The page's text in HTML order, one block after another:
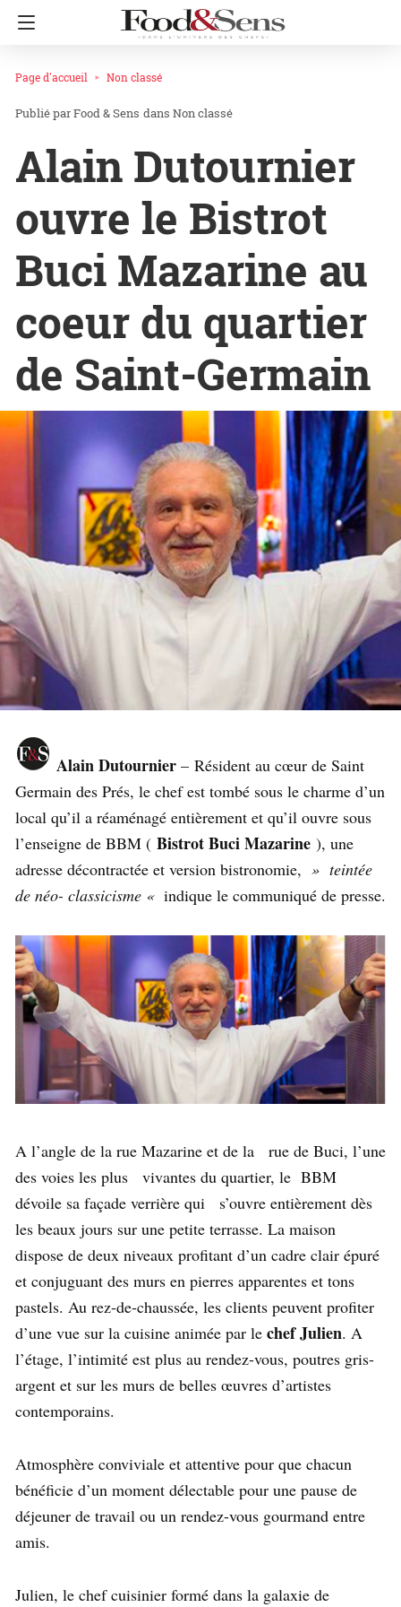
Page d'accueil Non classé
Food & Sens dans Non classé
Alain Dutournier
ouvre le Bistrot
Buci Mazarine au
coeur du quartier
de Saint-Germain
Alain Dutournier – Résident au cœur de Saint
Germain des Prés, le chef est tombé sous le charme d’un
local qu’il a réaménagé entièrement et qu’il ouvre sous
l’enseigne de BBM ( Bistrot Buci Mazarine ), une
adresse décontractée et version bistronomie, » teintée
de néo- classicisme « indique le communiqué de presse.
A l’angle de la rue Mazarine et de la rue de Buci, l’une
des voies les plus vivantes du quartier, le BBM
dévoile sa façade verrière qui s’ouvre entièrement dès
les beaux jours sur une petite terrasse. La maison
dispose de deux niveaux profitant d’un cadre clair épuré
et conjuguant des murs en pierres apparentes et tons
pastels. Au rez-de-chaussée, les clients peuvent profiter
d’une vue sur la cuisine animée par le chef Julien. A
l’étage, l’intimité est plus au rendez-vous, poutres gris-
argent et sur les murs de belles œuvres d’artistes
contemporains.
Atmosphère conviviale et attentive pour que chacun
bénéficie d’un moment délectable pour une pause de
déjeuner de travail ou un rendez-vous gourmand entre
amis.
Julien, le chef cuisinier formé dans la galaxie de